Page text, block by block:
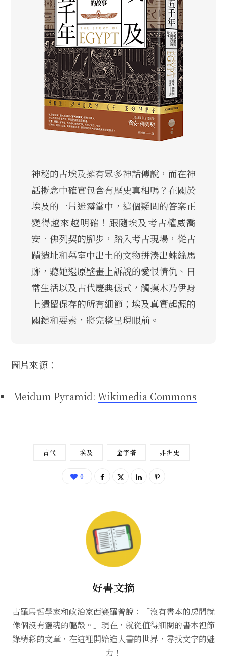
神秘的古埃及擁有眾多神話傳說，而在神
話概念中確實包含有歷史真相嗎？在關於
埃及的一片迷霧當中，這個疑問的答案正
變得越來越明確！跟隨埃及考古權威喬
安．佛列契的腳步，踏入考古現場，從古
蹟遺址和墓室中出土的文物拼湊出蛛絲馬
跡，聽她還原壁畫上訴說的愛恨情仇、日
常生活以及古代慶典儀式，觸摸木乃伊身
上遺留保存的所有細節；埃及真實起源的
關鍵和要素，將完整呈現眼前。
圖片來源：
Meidum Pyramid: Wikimedia Commons
古代 埃及 金字塔 非洲史
0
好書文摘
古羅馬哲學家和政治家西賽羅曾說：「沒有書本的房間就
像個沒有靈魂的軀殼。」現在，就從值得細閱的書本裡節
錄精彩的文章，在這裡開始進入書的世界，尋找文字的魅
力！